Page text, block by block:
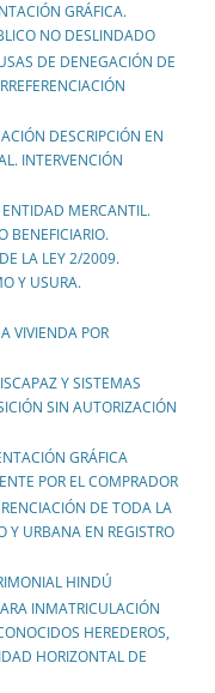
GRÁFICA.
NO DESLINDADO
DE DENEGACIÓN DE
DESCRIPCIÓN EN
INTERVENCIÓN
MERCANTIL.
BENEFICIARIO.
LA LEY 2/2009.
Y USURA.
VIVIENDA POR
Y SISTEMAS
SIN AUTORIZACIÓN
GRÁFICA
POR EL COMPRADOR
DE TODA LA
Y URBANA EN REGISTRO
HINDÚ
INMATRICULACIÓN
HEREDEROS,
HORIZONTAL DE